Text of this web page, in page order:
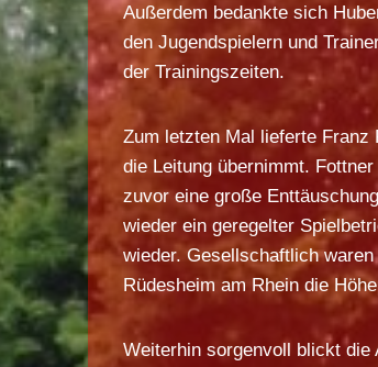
Außerdem bedankte sich
den Jugendspielern und
der Trainingszeiten.
Zum letzten Mal lieferte Franz
die Leitung übernimmt.
zuvor eine große
wieder ein geregelter
wieder. Gesellschaftlich
Rüdesheim am Rhein die
Weiterhin sorgenvoll blickt